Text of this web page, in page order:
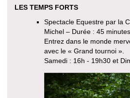
LES TEMPS FORTS
Spectacle Equestre par la
Michel – Durée : 45 minutes
Entrez dans le monde
avec le « Grand tournoi ».
Samedi : 16h - 19h30 et